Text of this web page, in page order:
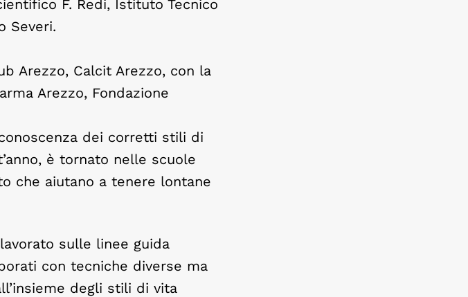
F. Redi, Istituto Tecnico
Severi.
Arezzo, Calcit Arezzo, con la
Arezzo, Fondazione
dei corretti stili di
è tornato nelle scuole
che aiutano a tenere lontane
sulle linee guida
con tecniche diverse ma
degli stili di vita